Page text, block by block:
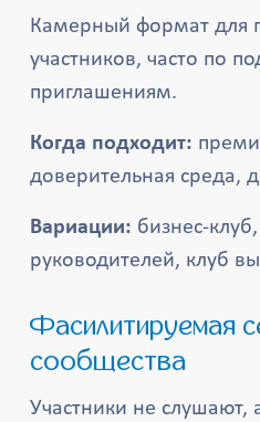
Камерный формат для
участников, часто по
приглашениям.
Когда подходит:
доверительная среда,
Вариации: бизнес-
руководителей, клуб
Фасилитируемая сессия
сообщества
Участники не слушают,